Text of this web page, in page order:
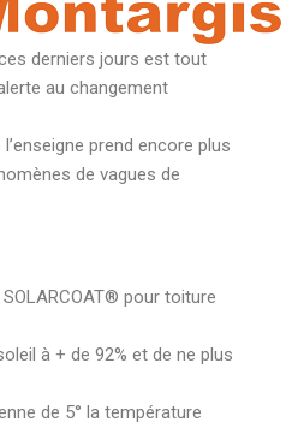
derniers jours est tout
au changement
prend encore plus
de vagues de
pour toiture
à + de 92% et de ne plus
de 5° la température